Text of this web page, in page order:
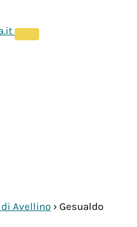
Avellino › Gesualdo